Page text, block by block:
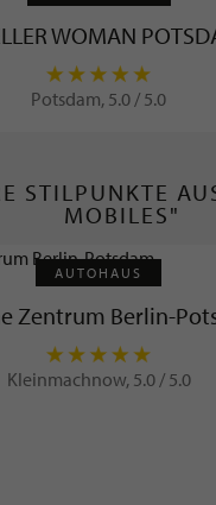
WOMAN
Potsdam, 5.0 / 5.0
STILPUNKTE
MOBILES"
AUTOHAUS
Zentrum Berlin-
Kleinmachnow, 5.0 / 5.0